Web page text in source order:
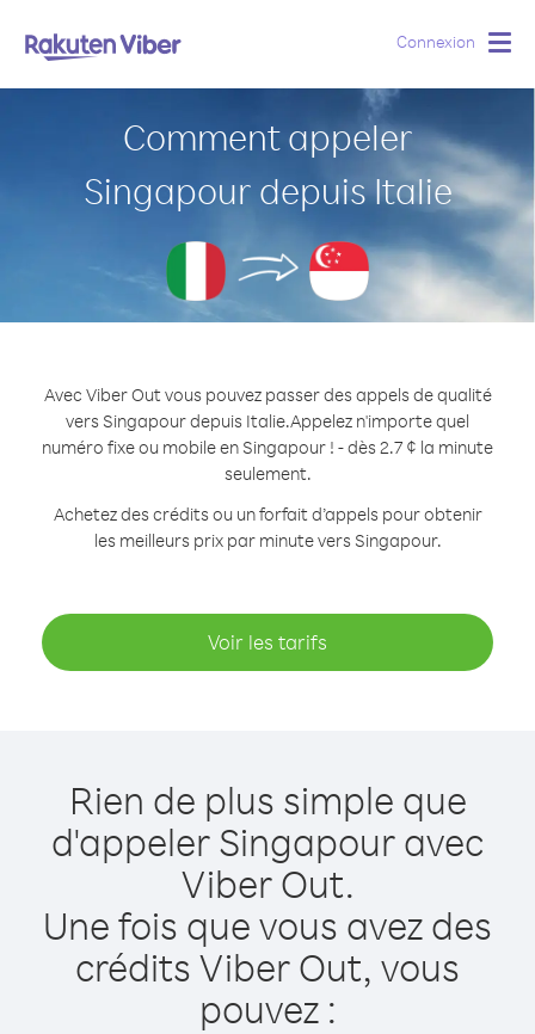
Connexion
Comment appeler
Singapour depuis Italie
Avec Viber Out vous pouvez passer des appels de qualité
vers Singapour depuis Italie.Appelez n'importe quel
numéro fixe ou mobile en Singapour ! - dès 2.7 ¢ la minute
seulement.
Achetez des crédits ou un forfait d’appels pour obtenir
les meilleurs prix par minute vers Singapour.
Voir les tarifs
Rien de plus simple que
d'appeler Singapour avec
Viber Out.
Une fois que vous avez des
crédits Viber Out, vous
pouvez :